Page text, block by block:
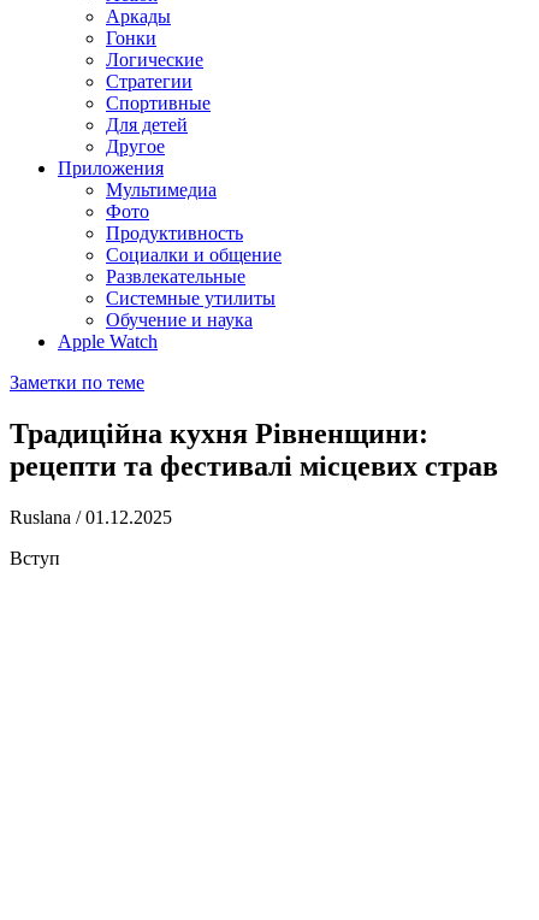
Аркады
Гонки
Логические
Стратегии
Спортивные
Для детей
Другое
Приложения
Мультимедиа
Фото
Продуктивность
Социалки и общение
Развлекательные
Системные утилиты
Обучение и наука
Apple Watch
Заметки по теме
Традиційна кухня Рівненщини:
рецепти та фестивалі місцевих страв
Ruslana / 01.12.2025
Вступ